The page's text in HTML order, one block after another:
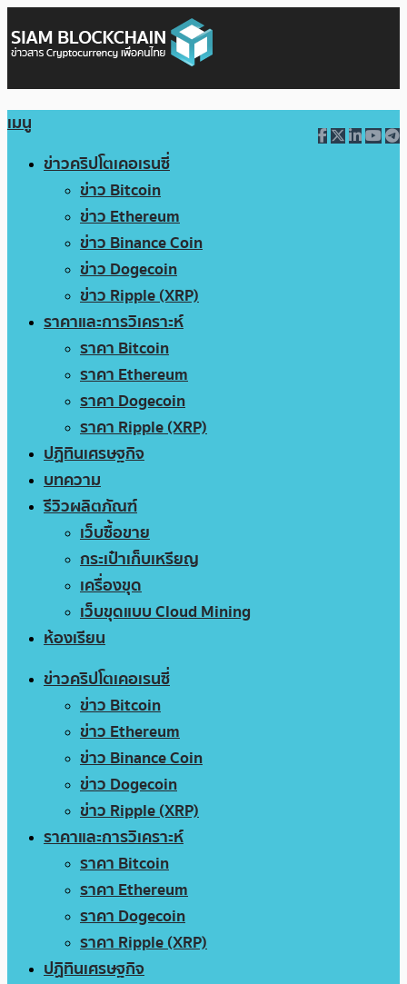
เมนู
ข่าวคริปโตเคอเรนซี่
ข่าว Bitcoin
ข่าว Ethereum
ข่าว Binance Coin
ข่าว Dogecoin
ข่าว Ripple (XRP)
ราคาและการวิเคราะห์
ราคา Bitcoin
ราคา Ethereum
ราคา Dogecoin
ราคา Ripple (XRP)
ปฏิทินเศรษฐกิจ
บทความ
รีวิวผลิตภัณฑ์
เว็บซื้อขาย
กระเป๋าเก็บเหรียญ
เครื่องขุด
เว็บขุดแบบ Cloud Mining
ห้องเรียน
ข่าวคริปโตเคอเรนซี่
ข่าว Bitcoin
ข่าว Ethereum
ข่าว Binance Coin
ข่าว Dogecoin
ข่าว Ripple (XRP)
ราคาและการวิเคราะห์
ราคา Bitcoin
ราคา Ethereum
ราคา Dogecoin
ราคา Ripple (XRP)
ปฏิทินเศรษฐกิจ